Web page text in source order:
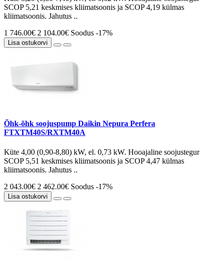
SCOP 5,21 keskmises kliimatsoonis ja SCOP 4,19 külmas
kliimatsoonis. Jahutus ..
1 746.00€ 2 104.00€ Soodus -17%
Lisa ostukorvi
Õhk-õhk soojuspump Daikin Nepura Perfera
FTXTM40S/RXTM40A
Küte 4,00 (0,90-8,80) kW, el. 0,73 kW. Hooajaline soojustegur
SCOP 5,51 keskmises kliimatsoonis ja SCOP 4,47 külmas
kliimatsoonis. Jahutus ..
2 043.00€ 2 462.00€ Soodus -17%
Lisa ostukorvi